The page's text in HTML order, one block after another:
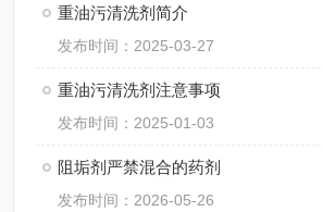
重油污清洗剂简介
发布时间：2025-03-27
重油污清洗剂注意事项
发布时间：2025-01-03
阻垢剂严禁混合的药剂
发布时间：2026-05-26